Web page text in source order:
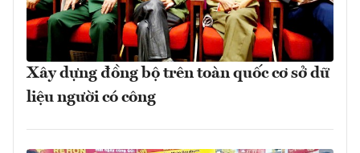
Xây dựng đồng bộ trên toàn quốc cơ sở dữ
liệu người có công